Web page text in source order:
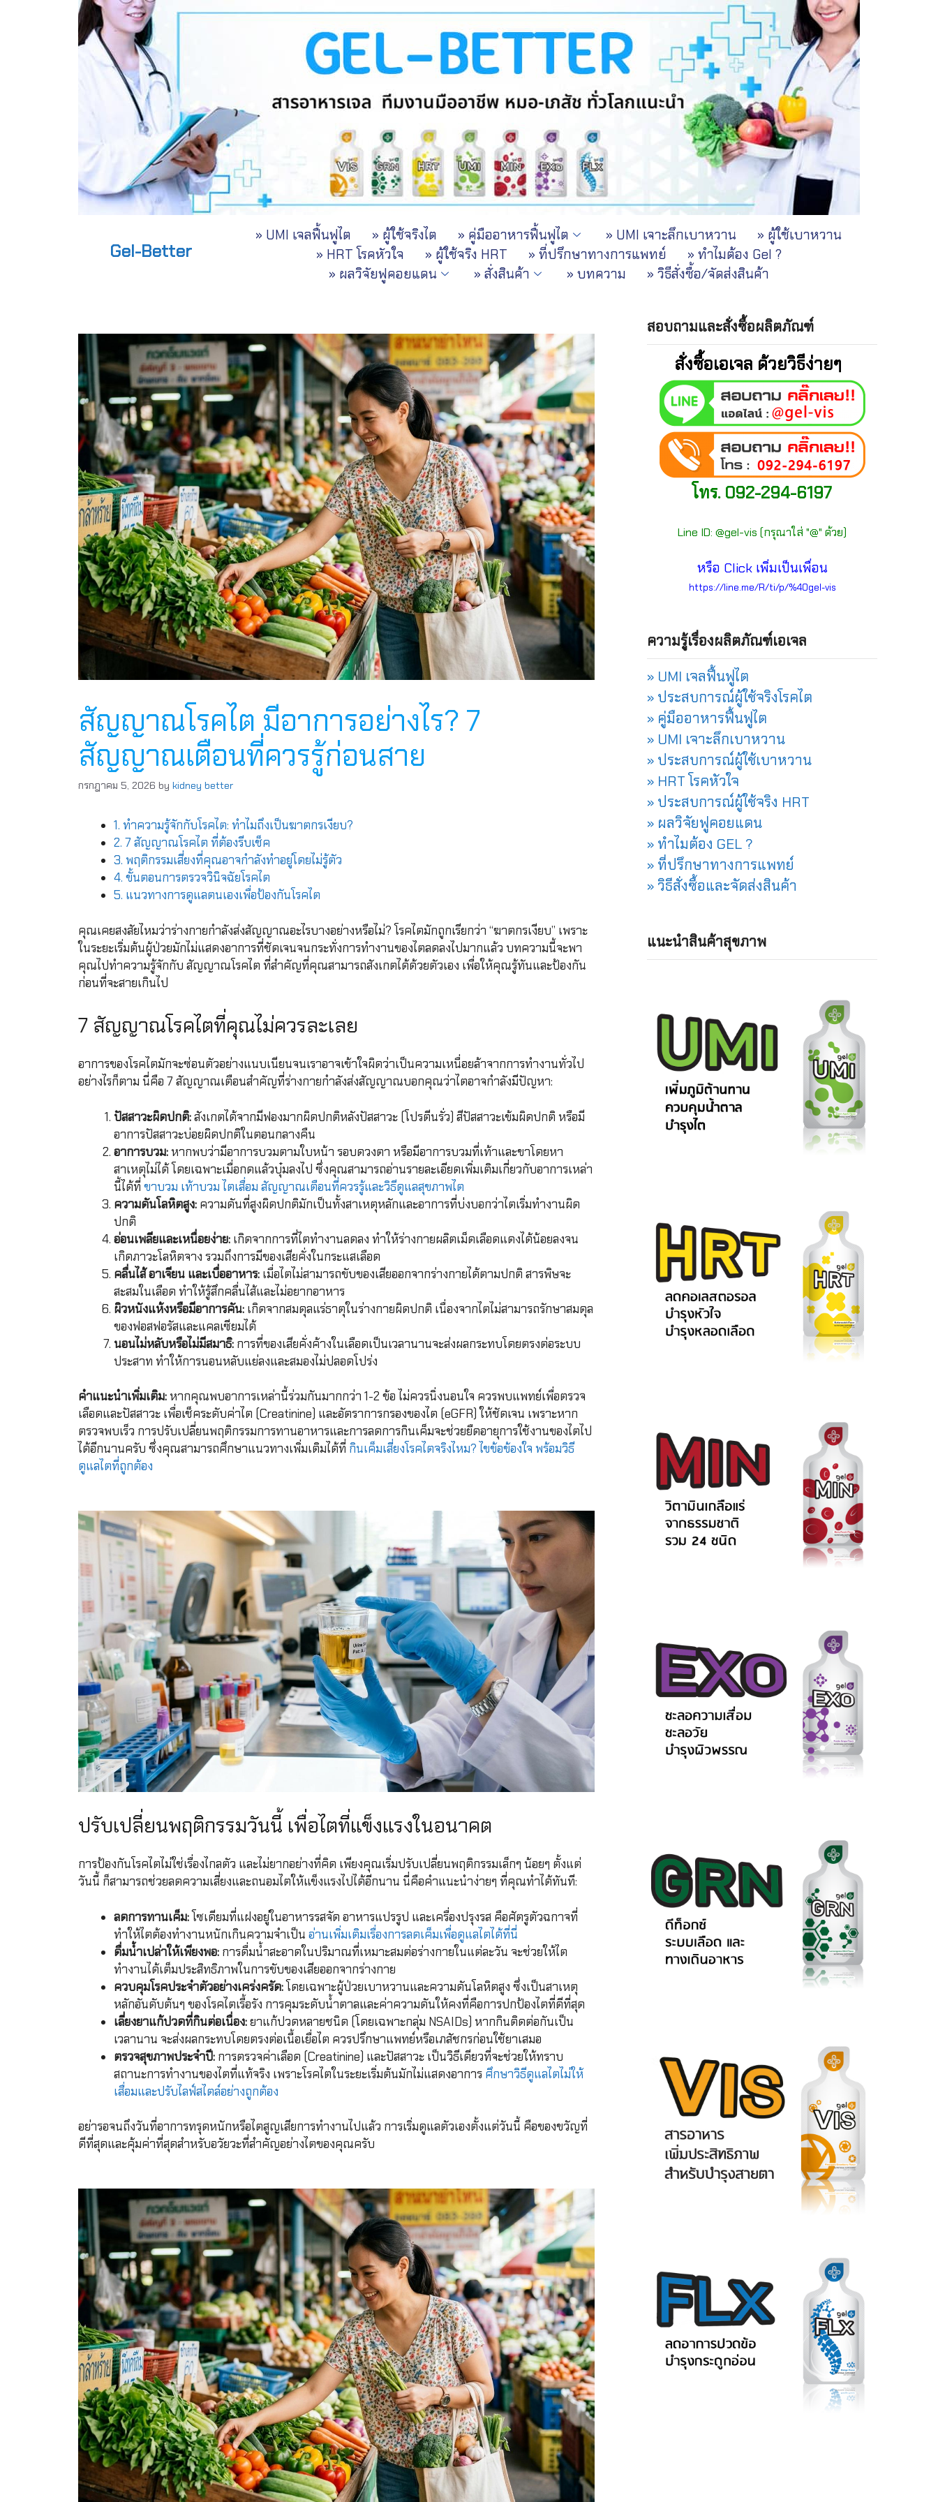
Gel-Better
» UMI เจลฟื้นฟูไต » ผู้ใช้จริงไต » คู่มืออาหารฟื้นฟูไต » UMI เจาะลึกเบาหวาน
» ผู้ใช้เบาหวาน
» HRT โรคหัวใจ
» ผู้ใช้จริง HRT » ที่ปรึกษาทางการแพทย์
» ทำไมต้อง Gel ?
» ผลวิจัยฟูคอยแดน
» สั่งสินค้า » บทความ » วิธีสั่งซื้อ/จัดส่งสินค้า
สัญญาณโรคไต มีอาการอย่างไร? 7
สัญญาณเตือนที่ควรรู้ก่อนสาย
กรกฎาคม 5, 2026 by kidney better
1. ทำความรู้จักกับโรคไต: ทำไมถึงเป็นฆาตกรเงียบ?
2. 7 สัญญาณโรคไต ที่ต้องรีบเช็ค
3. พฤติกรรมเสี่ยงที่คุณอาจกำลังทำอยู่โดยไม่รู้ตัว
4. ขั้นตอนการตรวจวินิจฉัยโรคไต
5. แนวทางการดูแลตนเองเพื่อป้องกันโรคไต
คุณเคยสงสัยไหมว่าร่างกายกำลังส่งสัญญาณอะไรบางอย่างหรือไม่? โรคไตมักถูกเรียกว่า “ฆาตกรเงียบ” เพราะ
ในระยะเริ่มต้นผู้ป่วยมักไม่แสดงอาการที่ชัดเจนจนกระทั่งการทำงานของไตลดลงไปมากแล้ว บทความนี้จะพา
คุณไปทำความรู้จักกับ สัญญาณโรคไต ที่สำคัญที่คุณสามารถสังเกตได้ด้วยตัวเอง เพื่อให้คุณรู้ทันและป้องกัน
ก่อนที่จะสายเกินไป
7 สัญญาณโรคไตที่คุณไม่ควรละเลย
อาการของโรคไตมักจะซ่อนตัวอย่างแนบเนียนจนเราอาจเข้าใจผิดว่าเป็นความเหนื่อยล้าจากการทำงานทั่วไป
อย่างไรก็ตาม นี่คือ 7 สัญญาณเตือนสำคัญที่ร่างกายกำลังส่งสัญญาณบอกคุณว่าไตอาจกำลังมีปัญหา:
ปัสสาวะผิดปกติ:สังเกตได้จากมีฟองมากผิดปกติหลังปัสสาวะ (โปรตีนรั่ว) สีปัสสาวะเข้มผิดปกติ หรือมี
อาการปัสสาวะบ่อยผิดปกติในตอนกลางคืน
อาการบวม:หากพบว่ามีอาการบวมตามใบหน้า รอบดวงตา หรือมีอาการบวมที่เท้าและขาโดยหา
สาเหตุไม่ได้ โดยเฉพาะเมื่อกดแล้วบุ๋มลงไป ซึ่งคุณสามารถอ่านรายละเอียดเพิ่มเติมเกี่ยวกับอาการเหล่า
นี้ได้ที่ ขาบวม เท้าบวม ไตเสื่อม สัญญาณเตือนที่ควรรู้และวิธีดูแลสุขภาพไต
ความดันโลหิตสูง: ความดันที่สูงผิดปกติมักเป็นทั้งสาเหตุหลักและอาการที่บ่งบอกว่าไตเริ่มทำงานผิด
ปกติ
อ่อนเพลียและเหนื่อยง่าย: เกิดจากการที่ไตทำงานลดลง ทำให้ร่างกายผลิตเม็ดเลือดแดงได้น้อยลงจน
เกิดภาวะโลหิตจาง รวมถึงการมีของเสียคั่งในกระแสเลือด
คลื่นไส้ อาเจียน และเบื่ออาหาร: เมื่อไตไม่สามารถขับของเสียออกจากร่างกายได้ตามปกติ สารพิษจะ
สะสมในเลือด ทำให้รู้สึกคลื่นไส้และไม่อยากอาหาร
ผิวหนังแห้งหรือมีอาการคัน: เกิดจากสมดุลแร่ธาตุในร่างกายผิดปกติ เนื่องจากไตไม่สามารถรักษาสมดุล
ของฟอสฟอรัสและแคลเซียมได้
นอนไม่หลับหรือไม่มีสมาธิ: การที่ของเสียคั่งค้างในเลือดเป็นเวลานานจะส่งผลกระทบโดยตรงต่อระบบ
ประสาท ทำให้การนอนหลับแย่ลงและสมองไม่ปลอดโปร่ง
คำแนะนำเพิ่มเติม:หากคุณพบอาการเหล่านี้ร่วมกันมากกว่า 1-2 ข้อ ไม่ควรนิ่งนอนใจ ควรพบแพทย์เพื่อตรวจ
เลือดและปัสสาวะ เพื่อเช็คระดับค่าไต (Creatinine) และอัตราการกรองของไต (eGFR) ให้ชัดเจน เพราะหาก
ตรวจพบเร็ว การปรับเปลี่ยนพฤติกรรมการทานอาหารและการลดการกินเค็มจะช่วยยืดอายุการใช้งานของไตไป
ได้อีกนานครับ ซึ่งคุณสามารถศึกษาแนวทางเพิ่มเติมได้ที่ กินเค็มเสี่ยงโรคไตจริงไหม? ไขข้อข้องใจ พร้อมวิธี
ดูแลไตที่ถูกต้อง
ปรับเปลี่ยนพฤติกรรมวันนี้ เพื่อไตที่แข็งแรงในอนาคต
การป้องกันโรคไตไม่ใช่เรื่องไกลตัว และไม่ยากอย่างที่คิด เพียงคุณเริ่มปรับเปลี่ยนพฤติกรรมเล็กๆ น้อยๆ ตั้งแต่
วันนี้ ก็สามารถช่วยลดความเสี่ยงและถนอมไตให้แข็งแรงไปได้อีกนาน นี่คือคำแนะนำง่ายๆ ที่คุณทำได้ทันที:
ลดการทานเค็ม:โซเดียมที่แฝงอยู่ในอาหารรสจัด อาหารแปรรูป และเครื่องปรุงรส คือศัตรูตัวฉกาจที่
ทำให้ไตต้องทำงานหนักเกินความจำเป็น อ่านเพิ่มเติมเรื่องการลดเค็มเพื่อดูแลไตได้ที่นี่
ดื่มน้ำเปล่าให้เพียงพอ: การดื่มน้ำสะอาดในปริมาณที่เหมาะสมต่อร่างกายในแต่ละวัน จะช่วยให้ไต
ทำงานได้เต็มประสิทธิภาพในการขับของเสียออกจากร่างกาย
ควบคุมโรคประจำตัวอย่างเคร่งครัด:โดยเฉพาะผู้ป่วยเบาหวานและความดันโลหิตสูง ซึ่งเป็นสาเหตุ
หลักอันดับต้นๆ ของโรคไตเรื้อรัง การคุมระดับน้ำตาลและค่าความดันให้คงที่คือการปกป้องไตที่ดีที่สุด
เลี่ยงยาแก้ปวดที่กินต่อเนื่อง:ยาแก้ปวดหลายชนิด (โดยเฉพาะกลุ่ม NSAIDs) หากกินติดต่อกันเป็น
เวลานาน จะส่งผลกระทบโดยตรงต่อเนื้อเยื่อไต ควรปรึกษาแพทย์หรือเภสัชกรก่อนใช้ยาเสมอ
ตรวจสุขภาพประจำปี: การตรวจค่าเลือด (Creatinine) และปัสสาวะ เป็นวิธีเดียวที่จะช่วยให้ทราบ
สถานะการทำงานของไตที่แท้จริง เพราะโรคไตในระยะเริ่มต้นมักไม่แสดงอาการ ศึกษาวิธีดูแลไตไม่ให้
เสื่อมและปรับไลฟ์สไตล์อย่างถูกต้อง
อย่ารอจนถึงวันที่อาการทรุดหนักหรือไตสูญเสียการทำงานไปแล้ว การเริ่มดูแลตัวเองตั้งแต่วันนี้ คือของขวัญที่
ดีที่สุดและคุ้มค่าที่สุดสำหรับอวัยวะที่สำคัญอย่างไตของคุณครับ
สอบถามและสั่งซื้อผลิตภัณฑ์
สั่งซื้อเอเจล ด้วยวิธีง่ายๆ
โทร. 092-294-6197
Line ID: @gel-vis (กรุณาใส่ "@" ด้วย)
หรือ Click เพิ่มเป็นเพื่อน
https://line.me/R/ti/p/%40gel-vis
ความรู้เรื่องผลิตภัณฑ์เอเจล
» UMI เจลฟื้นฟูไต
» ประสบการณ์ผู้ใช้จริงโรคไต
» คู่มืออาหารฟื้นฟูไต
» UMI เจาะลึกเบาหวาน
» ประสบการณ์ผู้ใช้เบาหวาน
» HRT โรคหัวใจ
» ประสบการณ์ผู้ใช้จริง HRT
» ผลวิจัยฟูคอยแดน
» ทำไมต้อง GEL ?
» ที่ปรึกษาทางการแพทย์
» วิธีสั่งซื้อและจัดส่งสินค้า
แนะนำสินค้าสุขภาพ